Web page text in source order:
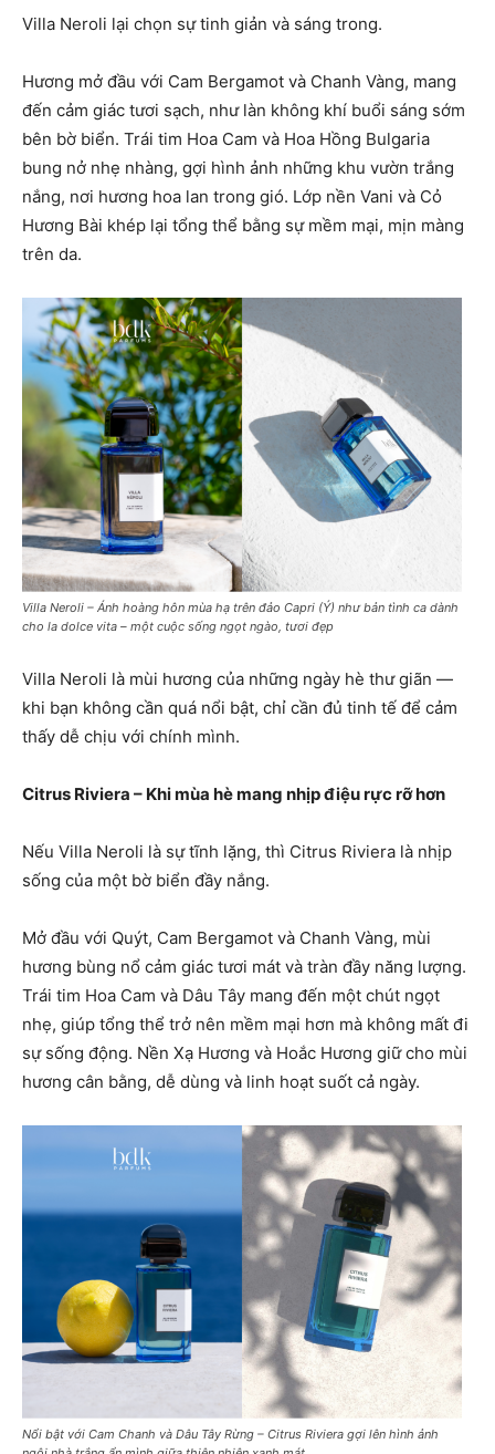
Villa Neroli lại chọn sự tinh giản và sáng trong.
Hương mở đầu với Cam Bergamot và Chanh Vàng, mang
đến cảm giác tươi sạch, như làn không khí buổi sáng sớm
bên bờ biển. Trái tim Hoa Cam và Hoa Hồng Bulgaria
bung nở nhẹ nhàng, gợi hình ảnh những khu vườn trắng
nắng, nơi hương hoa lan trong gió. Lớp nền Vani và Cỏ
Hương Bài khép lại tổng thể bằng sự mềm mại, mịn màng
trên da.
Villa Neroli – Ánh hoàng hôn mùa hạ trên đảo Capri (Ý) như bản tình ca dành
cho la dolce vita – một cuộc sống ngọt ngào, tươi đẹp
Villa Neroli là mùi hương của những ngày hè thư giãn —
khi bạn không cần quá nổi bật, chỉ cần đủ tinh tế để cảm
thấy dễ chịu với chính mình.
Citrus Riviera – Khi mùa hè mang nhịp điệu rực rỡ hơn
Nếu Villa Neroli là sự tĩnh lặng, thì Citrus Riviera là nhịp
sống của một bờ biển đầy nắng.
Mở đầu với Quýt, Cam Bergamot và Chanh Vàng, mùi
hương bùng nổ cảm giác tươi mát và tràn đầy năng lượng.
Trái tim Hoa Cam và Dâu Tây mang đến một chút ngọt
nhẹ, giúp tổng thể trở nên mềm mại hơn mà không mất đi
sự sống động. Nền Xạ Hương và Hoắc Hương giữ cho mùi
hương cân bằng, dễ dùng và linh hoạt suốt cả ngày.
Nổi bật với Cam Chanh và Dâu Tây Rừng – Citrus Riviera gợi lên hình ảnh